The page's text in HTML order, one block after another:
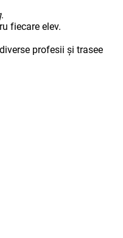
.
fiecare elev.
profesii și trasee